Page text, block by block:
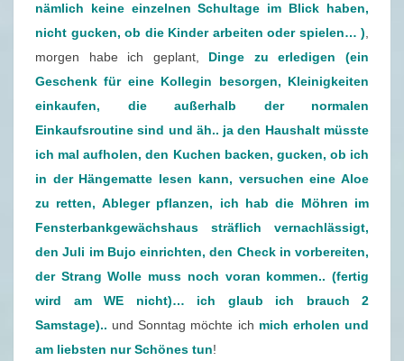
6
.
2
0
2
0
nämlich keine einzelnen Schultage im Blick haben,
nicht gucken, ob die Kinder arbeiten oder spielen… )
morgen habe ich geplant, Dinge zu erledigen (ein
Geschenk für eine Kollegin besorgen, Kleinigkeiten
einkaufen, die außerhalb der normalen
Einkaufsroutine sind und äh.. ja den Haushalt müsste
ich mal aufholen, den Kuchen backen, gucken, ob ich
in der Hängematte lesen kann, versuchen eine Aloe
zu retten, Ableger pflanzen, ich hab die Möhren im
Fensterbankgewächshaus sträflich vernachlässigt,
den Juli im Bujo einrichten, den Check in vorbereiten,
der Strang Wolle muss noch voran kommen.. (fertig
wird am WE nicht)… ich glaub ich brauch 2
Samstage).. und Sonntag möchte ich mich erholen und
am liebsten nur Schönes tun!